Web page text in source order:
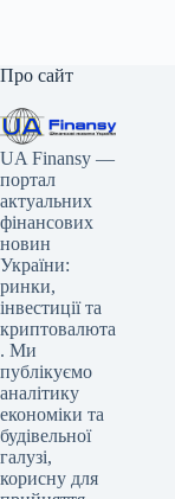
Про сайт
UA Finansy —
портал
актуальних
фінансових
новин
України:
ринки,
інвестиції та
криптовалюта
. Ми
публікуємо
аналітику
економіки та
будівельної
галузі,
корисну для